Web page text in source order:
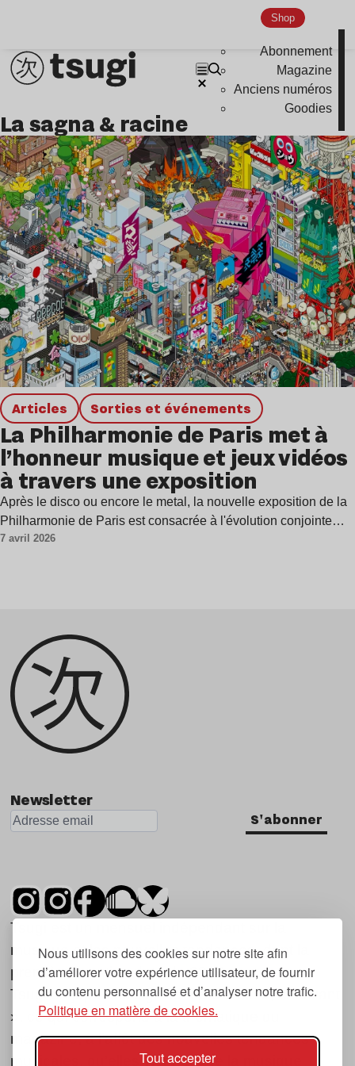
Nous utilisons des cookies sur notre site afin
d’améliorer votre expérience utilisateur, de fournir
du contenu personnalisé et d’analyser notre trafic.
Politique en matière de cookies.
Tout accepter
Shop
Abonnement
Magazine
Anciens numéros
Goodies
la sagna & racine
Articles Sorties et événements
La Philharmonie de Paris met à
l’honneur musique et jeux vidéos
à travers une exposition
Après le disco ou encore le metal, la nouvelle exposition de la
Philharmonie de Paris est consacrée à l'évolution conjointe…
7 avril 2026
Newsletter
S'abonner
Tsugi est un mensuel indépendant sur la
musique et les nouvelles tendances, dont la
première parution date de 2007.
Tsugi en japonais signifie « prochain », « suivant
», ce qui correspond à la thématique du
magazine, à l’affût des nouvelles tendances
musicales, qu’elles viennent de la musique